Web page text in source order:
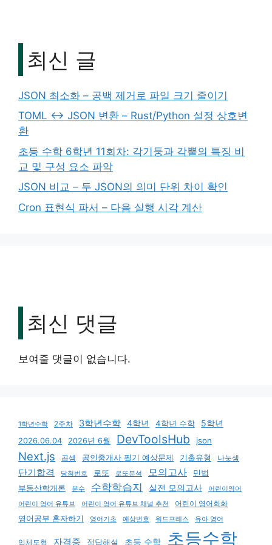
최신 글
JSON 최소화 – 공백 제거로 파일 크기 줄이기
TOML ↔ JSON 변환 – Rust/Python 설정 상호변
환
초등 수학 6학년 11회차: 각기둥과 각뿔의 특징 비
교 및 구성 요소 파악
JSON 비교 – 두 JSON의 의미 단위 차이 확인
Cron 표현식 파서 – 다음 실행 시각 계산
최신 댓글
보여줄 댓글이 없습니다.
1학년수학 2주차 3학년수학 4학년 4학년 수학 5학년
2026.06.04 2026년 6월 DevToolsHub json
Next.js 곱셈 공인중개사 필기 예상문제 기출유형 나눗셈
단기합격 당첨번호 로또 로또분석 모의고사
민법
부동산학개론
분수 수학학습지 실전 모의고사
어린이영어
어린이 영어 유튜브
어린이 영어 유튜브 채널 추천
어린이 영어회화
영어공부 혼자하기
영어기초 예상번호 워드프레스 유아 영어
입체도형 자격증 정답해설 초등 수학 초등수학